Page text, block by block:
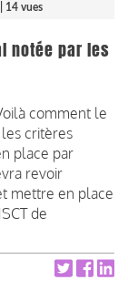
| 14 vues
notée par les
comment le
critères
place par
revoir
mettre en place
de